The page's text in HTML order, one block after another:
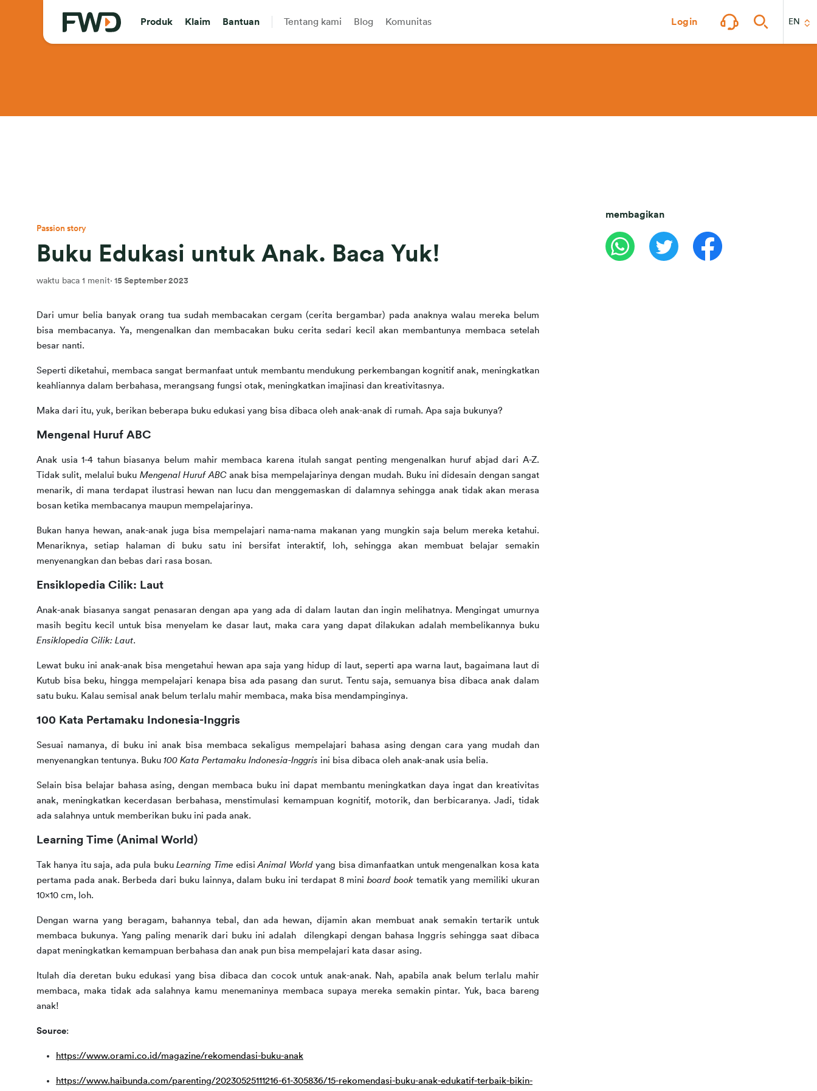
Produk Klaim Bantuan Tentang kami Blog Komunitas Login EN
Passion story
Buku Edukasi untuk Anak. Baca Yuk!
waktu baca 1 menit· 15 September 2023
Dari umur belia banyak orang tua sudah membacakan cergam (cerita bergambar) pada anaknya walau mereka belum
bisa membacanya. Ya, mengenalkan dan membacakan buku cerita sedari kecil akan membantunya membaca setelah
besar nanti.
Seperti diketahui, membaca sangat bermanfaat untuk membantu mendukung perkembangan kognitif anak, meningkatkan
keahliannya dalam berbahasa, merangsang fungsi otak, meningkatkan imajinasi dan kreativitasnya.
Maka dari itu, yuk, berikan beberapa buku edukasi yang bisa dibaca oleh anak-anak di rumah. Apa saja bukunya?
Mengenal Huruf ABC
Anak usia 1-4 tahun biasanya belum mahir membaca karena itulah sangat penting mengenalkan huruf abjad dari A-Z.
Tidak sulit, melalui buku Mengenal Huruf ABC anak bisa mempelajarinya dengan mudah. Buku ini didesain dengan sangat
menarik, di mana terdapat ilustrasi hewan nan lucu dan menggemaskan di dalamnya sehingga anak tidak akan merasa
bosan ketika membacanya maupun mempelajarinya.
Bukan hanya hewan, anak-anak juga bisa mempelajari nama-nama makanan yang mungkin saja belum mereka ketahui.
Menariknya, setiap halaman di buku satu ini bersifat interaktif, loh, sehingga akan membuat belajar semakin
menyenangkan dan bebas dari rasa bosan.
Ensiklopedia Cilik: Laut
Anak-anak biasanya sangat penasaran dengan apa yang ada di dalam lautan dan ingin melihatnya. Mengingat umurnya
masih begitu kecil untuk bisa menyelam ke dasar laut, maka cara yang dapat dilakukan adalah membelikannya buku
Ensiklopedia Cilik: Laut.
Lewat buku ini anak-anak bisa mengetahui hewan apa saja yang hidup di laut, seperti apa warna laut, bagaimana laut di
Kutub bisa beku, hingga mempelajari kenapa bisa ada pasang dan surut. Tentu saja, semuanya bisa dibaca anak dalam
satu buku. Kalau semisal anak belum terlalu mahir membaca, maka bisa mendampinginya.
100 Kata Pertamaku Indonesia-Inggris
Sesuai namanya, di buku ini anak bisa membaca sekaligus mempelajari bahasa asing dengan cara yang mudah dan
menyenangkan tentunya. Buku 100 Kata Pertamaku Indonesia-Inggris ini bisa dibaca oleh anak-anak usia belia.
Selain bisa belajar bahasa asing, dengan membaca buku ini dapat membantu meningkatkan daya ingat dan kreativitas
anak, meningkatkan kecerdasan berbahasa, menstimulasi kemampuan kognitif, motorik, dan berbicaranya. Jadi, tidak
ada salahnya untuk memberikan buku ini pada anak.
Learning Time (Animal World)
Tak hanya itu saja, ada pula buku Learning Time edisi Animal World yang bisa dimanfaatkan untuk mengenalkan kosa kata
pertama pada anak. Berbeda dari buku lainnya, dalam buku ini terdapat 8 mini board book tematik yang memiliki ukuran
10x10 cm, loh.
Dengan warna yang beragam, bahannya tebal, dan ada hewan, dijamin akan membuat anak semakin tertarik untuk
membaca bukunya. Yang paling menarik dari buku ini adalah  dilengkapi dengan bahasa Inggris sehingga saat dibaca
dapat meningkatkan kemampuan berbahasa dan anak pun bisa mempelajari kata dasar asing.
Itulah dia deretan buku edukasi yang bisa dibaca dan cocok untuk anak-anak. Nah, apabila anak belum terlalu mahir
membaca, maka tidak ada salahnya kamu menemaninya membaca supaya mereka semakin pintar. Yuk, baca bareng
anak!
Source:
https://www.orami.co.id/magazine/rekomendasi-buku-anak
https://www.haibunda.com/parenting/20230525111216-61-305836/15-rekomendasi-buku-anak-edukatif-terbaik-bikin-
membagikan